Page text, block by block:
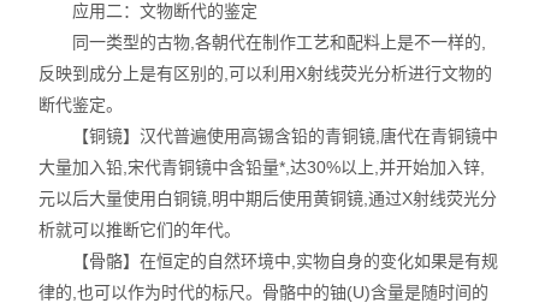
应用二：文物断代的鉴定
同一类型的古物,各朝代在制作工艺和配料上是不一样的,
反映到成分上是有区别的,可以利用X射线荧光分析进行文物的
断代鉴定。
【铜镜】汉代普遍使用高锡含铅的青铜镜,唐代在青铜镜中
大量加入铅,宋代青铜镜中含铅量*,达30%以上,并开始加入锌,
元以后大量使用白铜镜,明中期后使用黄铜镜,通过X射线荧光分
析就可以推断它们的年代。
【骨骼】在恒定的自然环境中,实物自身的变化如果是有规
律的,也可以作为时代的标尺。骨骼中的铀(U)含量是随时间的